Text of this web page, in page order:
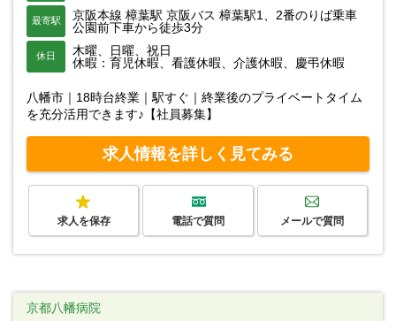
最寄駅
京阪本線 樟葉駅 京阪バス 樟葉駅1、2番のりば乗車
公園前下車から徒歩3分
休日
木曜、日曜、祝日
休暇：育児休暇、看護休暇、介護休暇、慶弔休暇
八幡市｜18時台終業｜駅すぐ｜終業後のプライベートタイム
を充分活用できます♪【社員募集】
求人情報を詳しく見てみる
求人を保存 電話で質問 メールで質問
京都八幡病院